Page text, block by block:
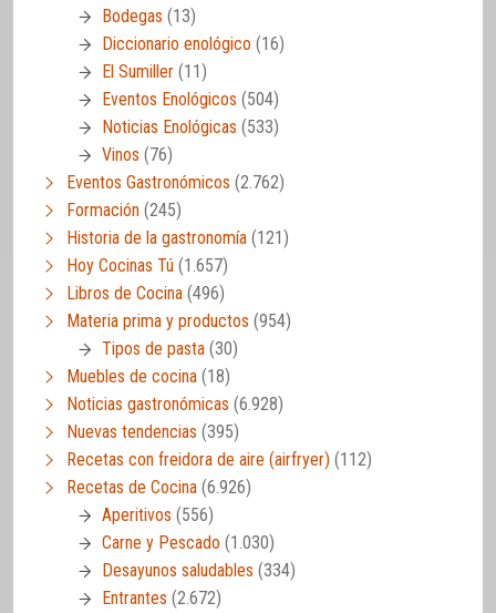
Bodegas (13)
Diccionario enológico (16)
El Sumiller (11)
Eventos Enológicos (504)
Noticias Enológicas (533)
Vinos (76)
Eventos Gastronómicos (2.762)
Formación (245)
Historia de la gastronomía (121)
Hoy Cocinas Tú (1.657)
Libros de Cocina (496)
Materia prima y productos (954)
Tipos de pasta (30)
Muebles de cocina (18)
Noticias gastronómicas (6.928)
Nuevas tendencias (395)
Recetas con freidora de aire (airfryer) (112)
Recetas de Cocina (6.926)
Aperitivos (556)
Carne y Pescado (1.030)
Desayunos saludables (334)
Entrantes (2.672)